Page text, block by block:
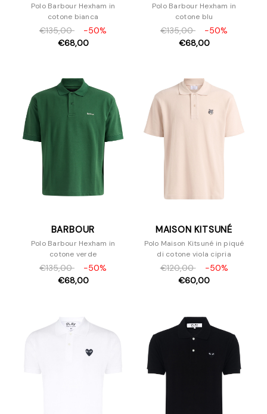
Polo Barbour Hexham in
cotone bianca
€135,00
-50%
€68,00
Polo Barbour Hexham in
cotone blu
€135,00
-50%
€68,00
BARBOUR
Polo Barbour Hexham in
cotone verde
€135,00
-50%
€68,00
MAISON KITSUNÉ
Polo Maison Kitsuné in piqué
di cotone viola cipria
€120,00
-50%
€60,00